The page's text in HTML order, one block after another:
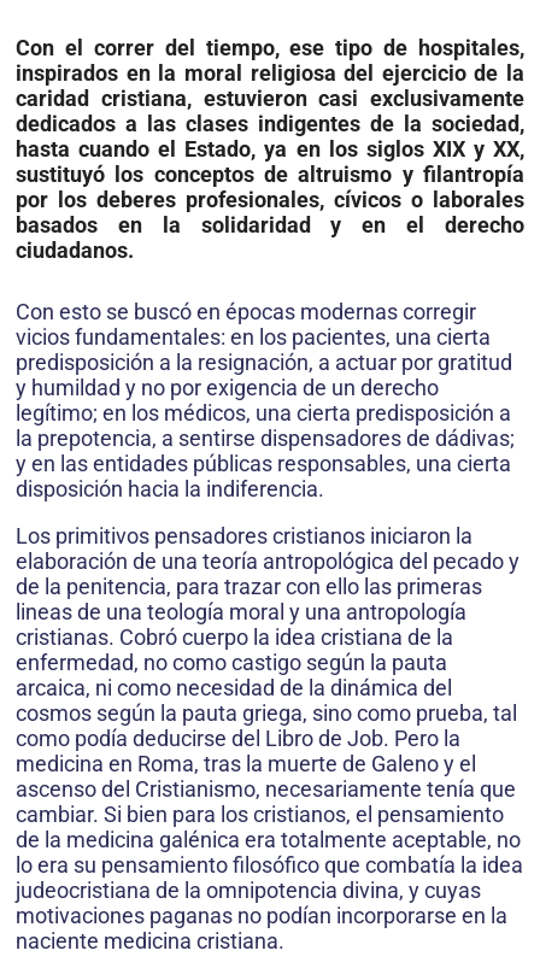
Con el correr del tiempo, ese tipo de hospitales,
inspirados en la moral religiosa del ejercicio de la
caridad cristiana, estuvieron casi exclusivamente
dedicados a las clases indigentes de la sociedad,
hasta cuando el Estado, ya en los siglos XIX y XX,
sustituyó los conceptos de altruismo y filantropía
por los deberes profesionales, cívicos o laborales
basados en la solidaridad y en el derecho
ciudadanos.
Con esto se buscó en épocas modernas corregir
vicios fundamentales: en los pacientes, una cierta
predisposición a la resignación, a actuar por gratitud
y humildad y no por exigencia de un derecho
legítimo; en los médicos, una cierta predisposición a
la prepotencia, a sentirse dispensadores de dádivas;
y en las entidades públicas responsables, una cierta
disposición hacia la indiferencia.
Los primitivos pensadores cristianos iniciaron la
elaboración de una teoría antropológica del pecado y
de la penitencia, para trazar con ello las primeras
lineas de una teología moral y una antropología
cristianas. Cobró cuerpo la idea cristiana de la
enfermedad, no como castigo según la pauta
arcaica, ni como necesidad de la dinámica del
cosmos según la pauta griega, sino como prueba, tal
como podía deducirse del Libro de Job. Pero la
medicina en Roma, tras la muerte de Galeno y el
ascenso del Cristianismo, necesariamente tenía que
cambiar. Si bien para los cristianos, el pensamiento
de la medicina galénica era totalmente aceptable, no
lo era su pensamiento filosófico que combatía la idea
judeocristiana de la omnipotencia divina, y cuyas
motivaciones paganas no podían incorporarse en la
naciente medicina cristiana.